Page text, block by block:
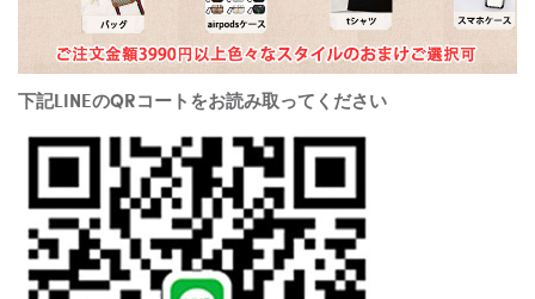
下記LINEのQRコートをお読み取ってください